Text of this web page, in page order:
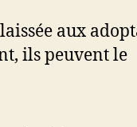
aux
ils peuvent le